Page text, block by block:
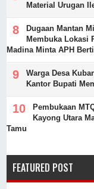
Material Urugan
Dugaan Mantan
Membuka Lokasi
Madina Minta APH
Warga Desa
Kantor Bupati
Pembukaan
Kayong Utara
Tamu
FEATURED POST